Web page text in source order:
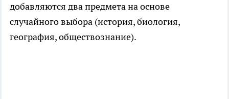
добавляются два предмета на основе
случайного выбора (история, биология,
география, обществознание).